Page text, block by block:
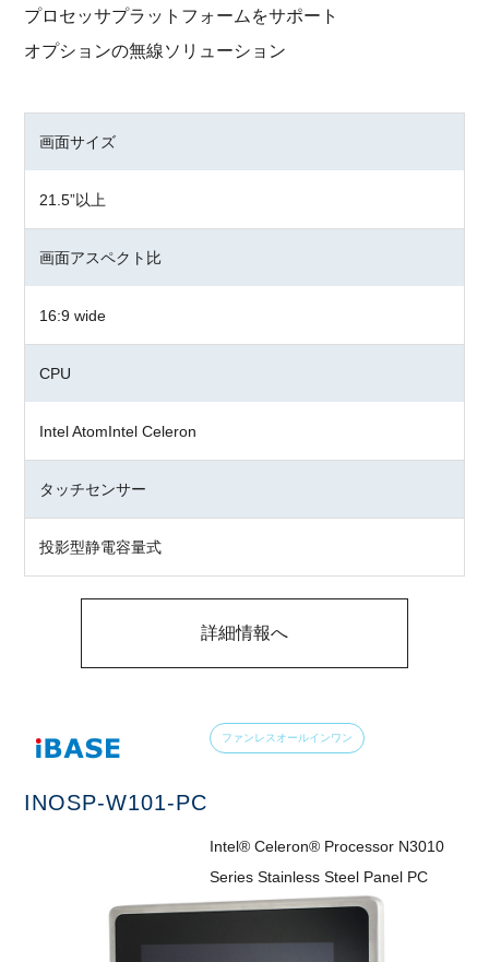
プロセッサプラットフォームをサポート
オプションの無線ソリューション
画面サイズ
21.5”以上
画面アスペクト比
16:9 wide
CPU
Intel AtomIntel Celeron
タッチセンサー
投影型静電容量式
詳細情報へ
ファンレスオールインワン
INOSP-W101-PC
Intel® Celeron® Processor N3010
Series Stainless Steel Panel PC